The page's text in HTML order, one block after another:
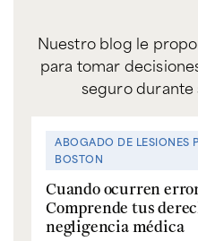
Nuestro blog le
para tomar
seguro
ABOGADO DE LESIONES
BOSTON
Cuando ocurren
Comprende tus
negligencia médica